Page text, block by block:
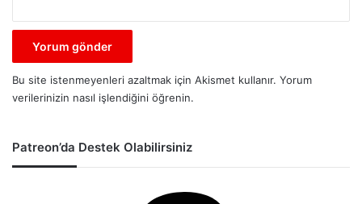
Bu site istenmeyenleri azaltmak için Akismet kullanır. Yorum
verilerinizin nasıl işlendiğini öğrenin.
Patreon’da Destek Olabilirsiniz